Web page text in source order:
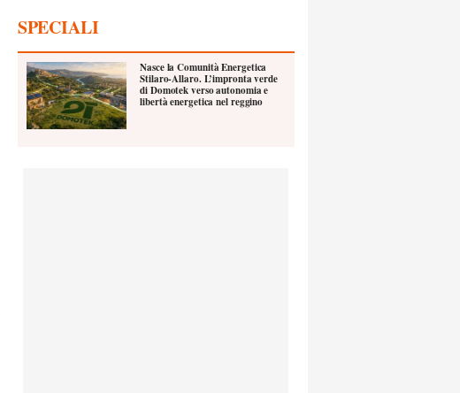
SPECIALI
Nasce la Comunità Energetica
Stilaro-Allaro. L’impronta verde
di Domotek verso autonomia e
libertà energetica nel reggino